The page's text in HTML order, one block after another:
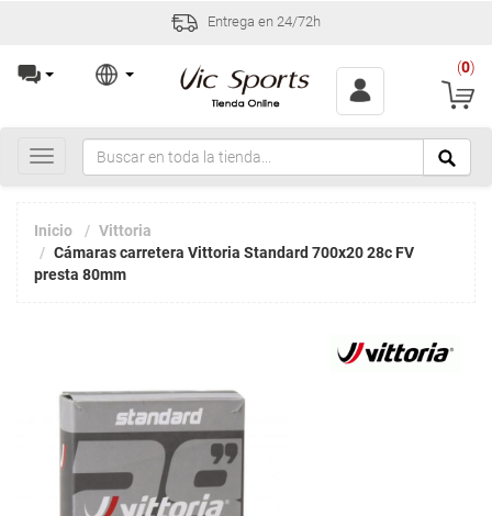
Entrega en 24/72h
(0)
Toggle
navigation
Inicio
Vittoria
Cámaras carretera Vittoria Standard 700x20 28c FV
presta 80mm